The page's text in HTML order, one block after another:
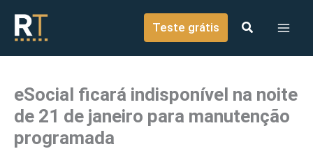
conteúdo
Teste grátis
eSocial ficará indisponível na noite
de 21 de janeiro para manutenção
programada